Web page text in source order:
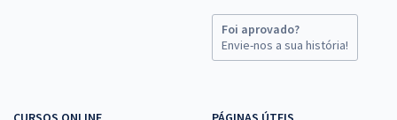
Foi aprovado?
Envie-nos a sua história!